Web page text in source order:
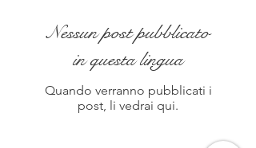
Nessun post pubblicato
in questa lingua
Quando verranno pubblicati i
post, li vedrai qui.